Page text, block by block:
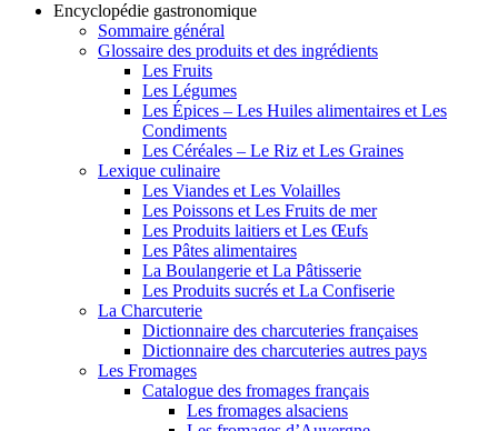
Encyclopédie gastronomique
Sommaire général
Glossaire des produits et des ingrédients
Les Fruits
Les Légumes
Les Épices – Les Huiles alimentaires et Les
Condiments
Les Céréales – Le Riz et Les Graines
Lexique culinaire
Les Viandes et Les Volailles
Les Poissons et Les Fruits de mer
Les Produits laitiers et Les Œufs
Les Pâtes alimentaires
La Boulangerie et La Pâtisserie
Les Produits sucrés et La Confiserie
La Charcuterie
Dictionnaire des charcuteries françaises
Dictionnaire des charcuteries autres pays
Les Fromages
Catalogue des fromages français
Les fromages alsaciens